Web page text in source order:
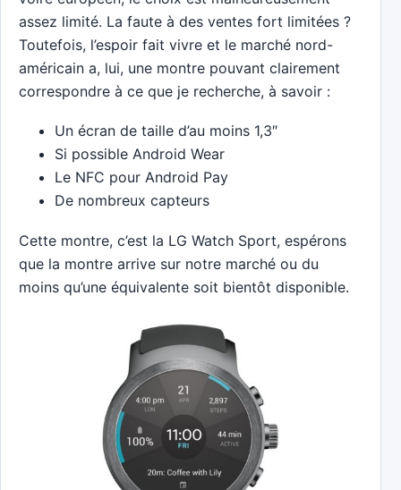
assez limité. La faute à des ventes fort limitées ?
Toutefois, l’espoir fait vivre et le marché nord-
américain a, lui, une montre pouvant clairement
correspondre à ce que je recherche, à savoir :
Un écran de taille d’au moins 1,3″
Si possible Android Wear
Le NFC pour Android Pay
De nombreux capteurs
Cette montre, c’est la LG Watch Sport, espérons
que la montre arrive sur notre marché ou du
moins qu’une équivalente soit bientôt disponible.